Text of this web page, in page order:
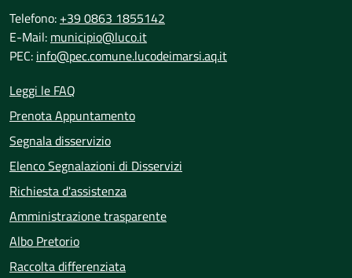
Telefono: +39 0863 1855142
E-Mail: municipio@luco.it
PEC: info@pec.comune.lucodeimarsi.aq.it
Leggi le FAQ
Prenota Appuntamento
Segnala disservizio
Elenco Segnalazioni di Disservizi
Richiesta d'assistenza
Amministrazione trasparente
Albo Pretorio
Raccolta differenziata